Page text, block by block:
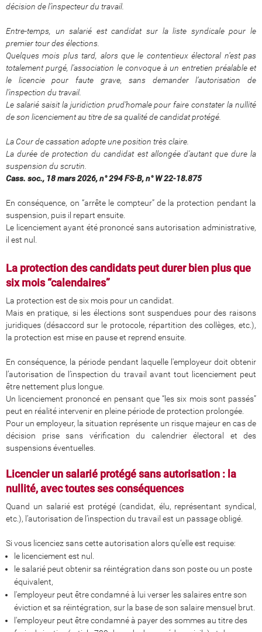
décision de l’inspecteur du travail.
Entre-temps, un salarié est candidat sur la liste syndicale pour le
premier tour des élections.
Quelques mois plus tard, alors que le contentieux électoral n’est pas
totalement purgé, l’association le convoque à un entretien préalable et
le licencie pour faute grave, sans demander l’autorisation de
l’inspection du travail.
Le salarié saisit la juridiction prud’homale pour faire constater la nullité
de son licenciement au titre de sa qualité de candidat protégé.
La Cour de cassation adopte une position très claire.
La durée de protection du candidat est allongée d’autant que dure la
suspension du scrutin.
Cass. soc., 18 mars 2026, n° 294 FS‑B, n° W 22‑18.875
En conséquence, on “arrête le compteur” de la protection pendant la
suspension, puis il repart ensuite.
Le licenciement ayant été prononcé sans autorisation administrative,
il est nul.
La protection des candidats peut durer bien plus que
six mois “calendaires”
La protection est de six mois pour un candidat.
Mais en pratique, si les élections sont suspendues pour des raisons
juridiques (désaccord sur le protocole, répartition des collèges, etc.),
la protection est mise en pause et reprend ensuite.
En conséquence, la période pendant laquelle l'employeur doit obtenir
l’autorisation de l’inspection du travail avant tout licenciement peut
être nettement plus longue.
Un licenciement prononcé en pensant que “les six mois sont passés”
peut en réalité intervenir en pleine période de protection prolongée.
Pour un employeur, la situation représente un risque majeur en cas de
décision prise sans vérification du calendrier électoral et des
suspensions éventuelles.
Licencier un salarié protégé sans autorisation : la
nullité, avec toutes ses conséquences
Quand un salarié est protégé (candidat, élu, représentant syndical,
etc.), l’autorisation de l’inspection du travail est un passage obligé.
Si vous licenciez sans cette autorisation alors qu’elle est requise:
le licenciement est nul.
le salarié peut obtenir sa réintégration dans son poste ou un poste
équivalent,
l'employeur peut être condamné à lui verser les salaires entre son
éviction et sa réintégration, sur la base de son salaire mensuel brut.
l'employeur peut être condamné à payer des sommes au titre des